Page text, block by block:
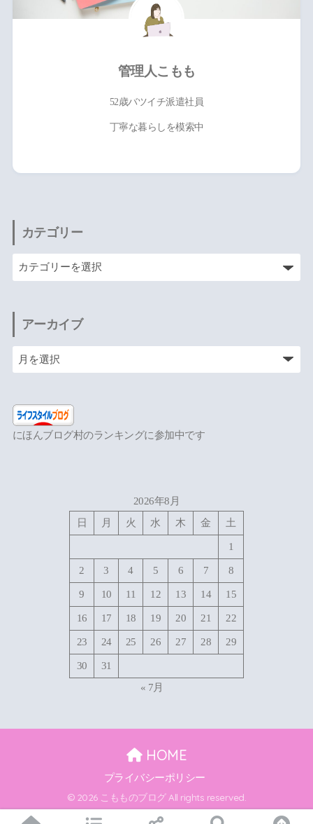
管理人こもも
52歳バツイチ派遣社員
丁寧な暮らしを模索中
カテゴリー
アーカイブ
にほんブログ村のランキングに参加中です
2026年8月
日
月 火 水 木 金 土
1
2 3 4 5 6 7 8
9 10 11 12 13 14 15
16 17 18 19 20 21 22
23 24 25 26 27 28 29
30
31
« 7月
HOME
プライバシーポリシー
© 2026 こもものブログ All rights reserved.